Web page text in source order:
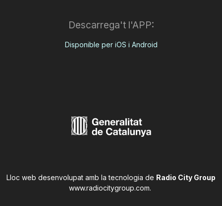
Descarrega't l'APP:
Disponible per iOS i Android
Lloc web desenvolupat amb la tecnologia de Radio City Group
www.radiocitygroup.com.